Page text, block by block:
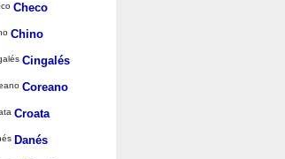
Checo
Chino
Cingalés
Coreano
Croata
Danés